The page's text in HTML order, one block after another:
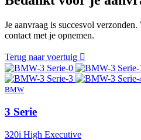
Je aanvraag is succesvol
contact met je opnemen.
Terug naar voertuig
BMW
3 Serie
320i High Executive